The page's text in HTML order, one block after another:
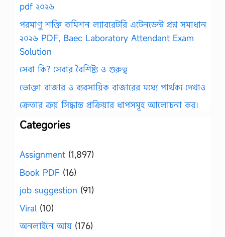
pdf ২০২৬
পরমাণু শক্তি কমিশন ল্যাবরেটরি এটেনডেন্ট প্রশ্ন সমাধান
২০২৬ PDF, Baec Laboratory Attendant Exam
Solution
সেবা কি? সেবার বৈশিষ্ট্য ও গুরুত্ব
ভোক্তা বাজার ও ব্যবসায়িক বাজারের মধ্যে পার্থক্য দেখাও
ক্রেতার ক্রয় সিদ্ধান্ত প্রক্রিয়ার ধাপসমূহ আলোচনা কর।
Categories
Assignment (1,897)
Book PDF (16)
job suggestion (91)
Viral (10)
অনলাইনে আয় (176)